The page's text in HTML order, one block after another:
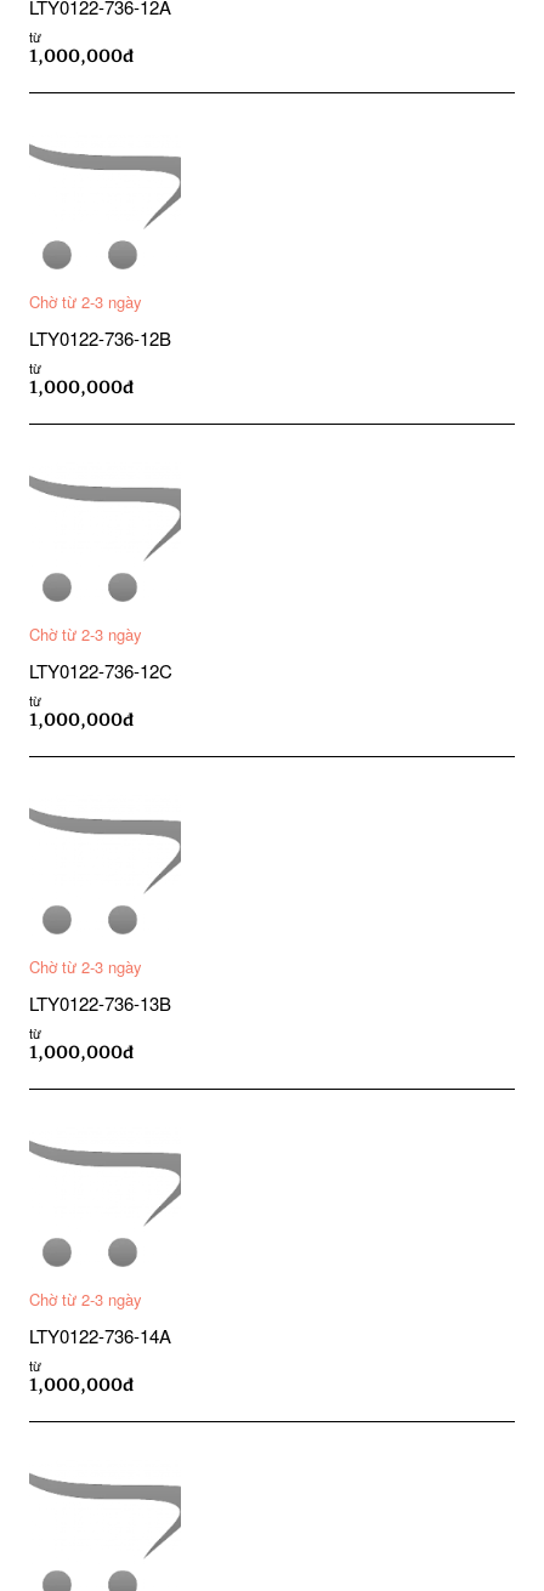
LTY0122-736-12A
từ
1,000,000đ
Chờ từ 2-3 ngày
LTY0122-736-12B
từ
1,000,000đ
Chờ từ 2-3 ngày
LTY0122-736-12C
từ
1,000,000đ
Chờ từ 2-3 ngày
LTY0122-736-13B
từ
1,000,000đ
Chờ từ 2-3 ngày
LTY0122-736-14A
từ
1,000,000đ